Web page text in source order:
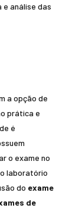
análise das
a opção de
prática e
é
o exame no
laboratório
do exame
de